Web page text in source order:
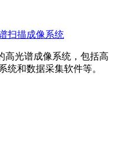
扫描成像系统
高光谱成像系统，包括高
统和数据采集软件等。